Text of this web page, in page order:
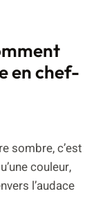
en chef-
sombre, c’est
couleur,
l’audace